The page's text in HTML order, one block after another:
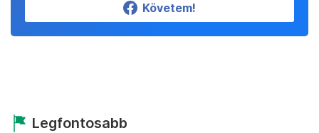
Követem!
Legfontosabb